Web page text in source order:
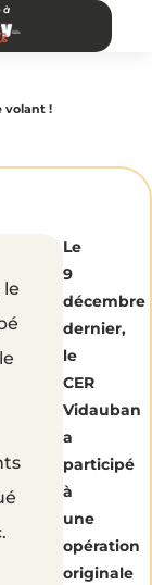
à
volant !
Le
9
décembre
dernier,
le
CER
Vidauban
a
participé
à
une
opération
originale